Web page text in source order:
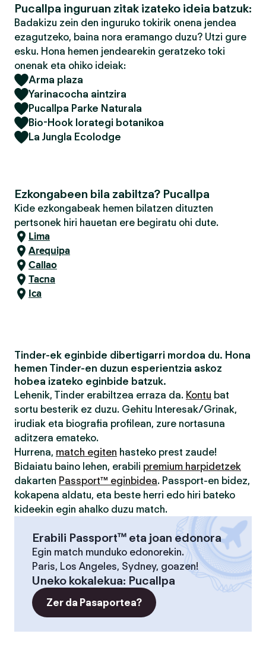
Pucallpa inguruan zitak izateko ideia batzuk:
Badakizu zein den inguruko tokirik onena jendea
ezagutzeko, baina nora eramango duzu? Utzi gure
esku. Hona hemen jendearekin geratzeko toki
onenak eta ohiko ideiak:
Arma plaza
Yarinacocha aintzira
Pucallpa Parke Naturala
Bio-Hook lorategi botanikoa
La Jungla Ecolodge
Ezkongabeen bila zabiltza? Pucallpa
Kide ezkongabeak hemen bilatzen dituzten
pertsonek hiri hauetan ere begiratu ohi dute.
Lima
Arequipa
Callao
Tacna
Ica
Tinder-ek eginbide dibertigarri mordoa du. Hona
hemen Tinder-en duzun esperientzia askoz
hobea izateko eginbide batzuk.
Lehenik, Tinder erabiltzea erraza da. Kontu bat
sortu besterik ez duzu. Gehitu Interesak/Grinak,
irudiak eta biografia profilean, zure nortasuna
aditzera emateko.
Hurrena, match egiten hasteko prest zaude!
Bidaiatu baino lehen, erabili premium harpidetzek
dakarten Passport™ eginbidea. Passport-en bidez,
kokapena aldatu, eta beste herri edo hiri bateko
kideekin egin ahalko duzu match.
Erabili Passport™ eta joan edonora
Egin match munduko edonorekin.
Paris, Los Angeles, Sydney, goazen!
Uneko kokalekua: Pucallpa
Zer da Pasaportea?